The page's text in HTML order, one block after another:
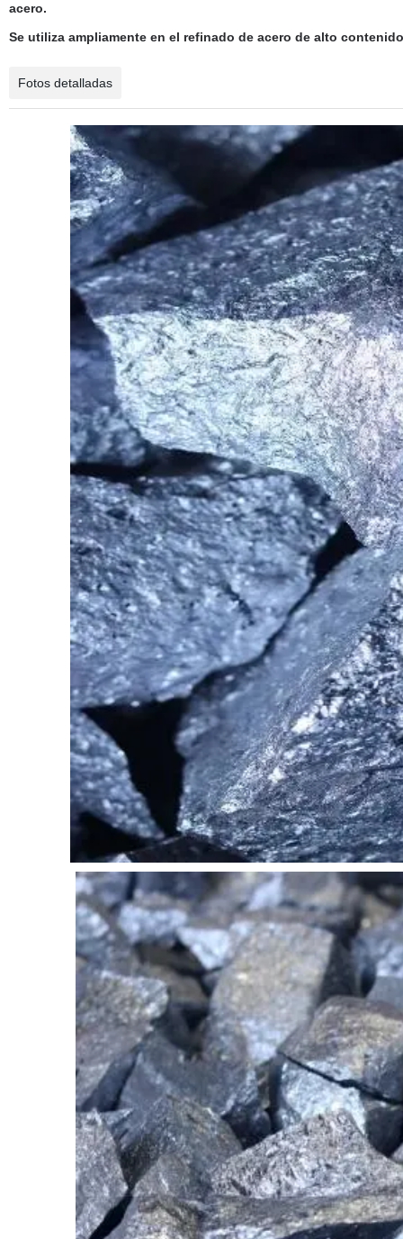
acero.
Se utiliza ampliamente en el refinado de acero de alto
Fotos detalladas